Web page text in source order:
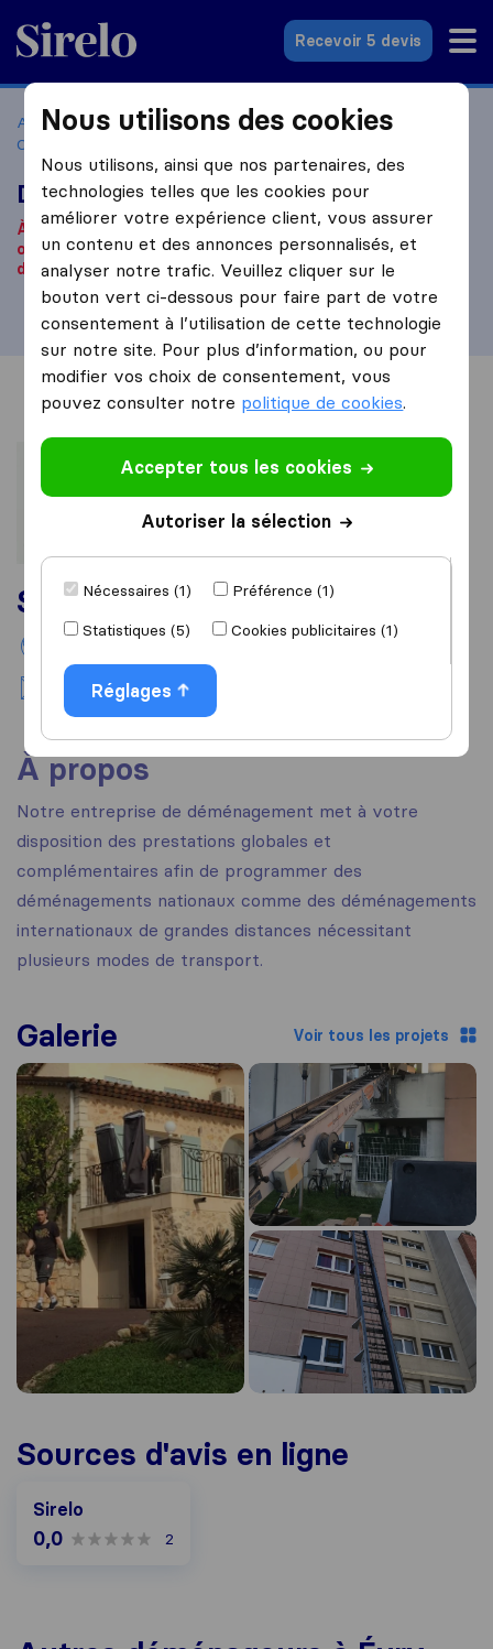
Sirelo.fr
Recevoir 5 devis
Accueil Déménageurs France
Déménageurs Évry-
Courcouronnes
Dem & Move
À notre connaissance, cette société n'est plus
opérationnelle. Vous êtes à la recherche d'une entreprise
de déménagement ? Cliquezici.
Vue d'ensemble Avis Sources
Services
Déménagement national
À propos
Notre entreprise de déménagement met à votre
disposition des prestations globales et
complémentaires afin de programmer des
déménagements nationaux comme des déménagements
internationaux de grandes distances nécessitant
plusieurs modes de transport.
Galerie Voir tous les projets
Sources d'avis en ligne
Sirelo
0,0 2
Nous utilisons des cookies
Nous utilisons, ainsi que nos partenaires, des
technologies telles que les cookies pour
améliorer votre expérience client, vous assurer
un contenu et des annonces personnalisés, et
analyser notre trafic. Veuillez cliquer sur le
bouton vert ci-dessous pour faire part de votre
consentement à l’utilisation de cette technologie
sur notre site. Pour plus d’information, ou pour
modifier vos choix de consentement, vous
pouvez consulter notre politique de cookies.
Accepter tous les cookies
Autoriser la sélection
Nécessaires (1)
Préférence (1)
Statistiques (5)
Cookies publicitaires (1)
Réglages